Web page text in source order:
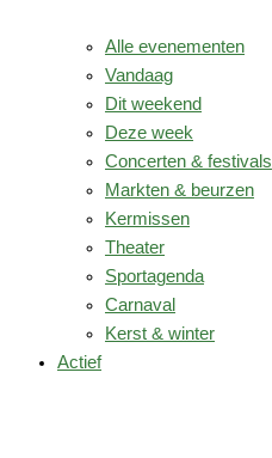
Alle evenementen
Vandaag
Dit weekend
Deze week
Concerten & festivals
Markten & beurzen
Kermissen
Theater
Sportagenda
Carnaval
Kerst & winter
Actief